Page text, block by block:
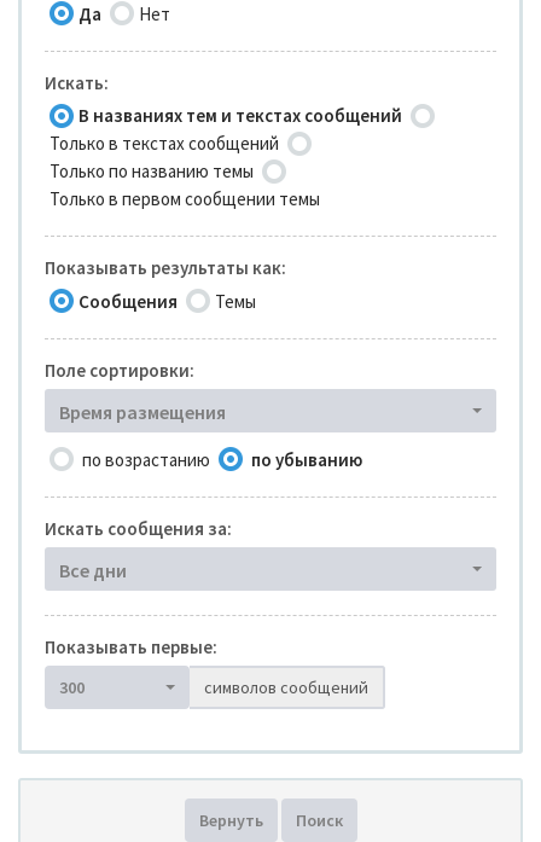
Да
Нет
Искать:
В названиях тем и текстах сообщений
Только в текстах сообщений
Только по названию темы
Только в первом сообщении темы
Показывать результаты как:
Сообщения
Темы
Поле сортировки:
Время размещения
по возрастанию по убыванию
Искать сообщения за:
Все дни
Показывать первые:
300 символов сообщений
Вернуть Поиск